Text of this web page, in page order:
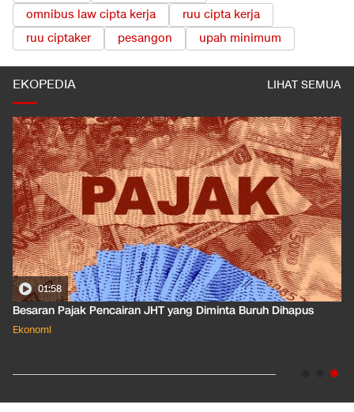
omnibus law cipta kerja
ruu cipta kerja
ruu ciptaker
pesangon upah minimum
EKOPEDIA LIHAT SEMUA
01:58
Besaran Pajak Pencairan JHT yang Diminta Buruh Dihapus
Ekonomi